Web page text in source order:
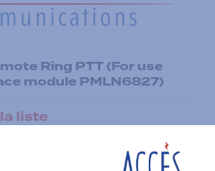
Ring PTT (For use
module PMLN6827)
liste